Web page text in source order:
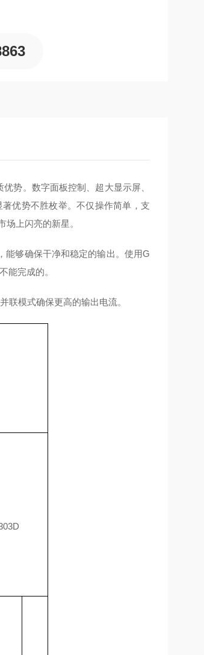
势。数字面板控制、超大显示屏、
优势不胜枚举。不仅操作简单，支
上闪亮的新星。
够确保干净和稳定的输出。使用G
能完成的。
模式确保更高的输出电流。